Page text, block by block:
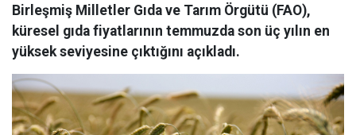
Birleşmiş Milletler Gıda ve Tarım Örgütü (FAO),
küresel gıda fiyatlarının temmuzda son üç yılın en
yüksek seviyesine çıktığını açıkladı.